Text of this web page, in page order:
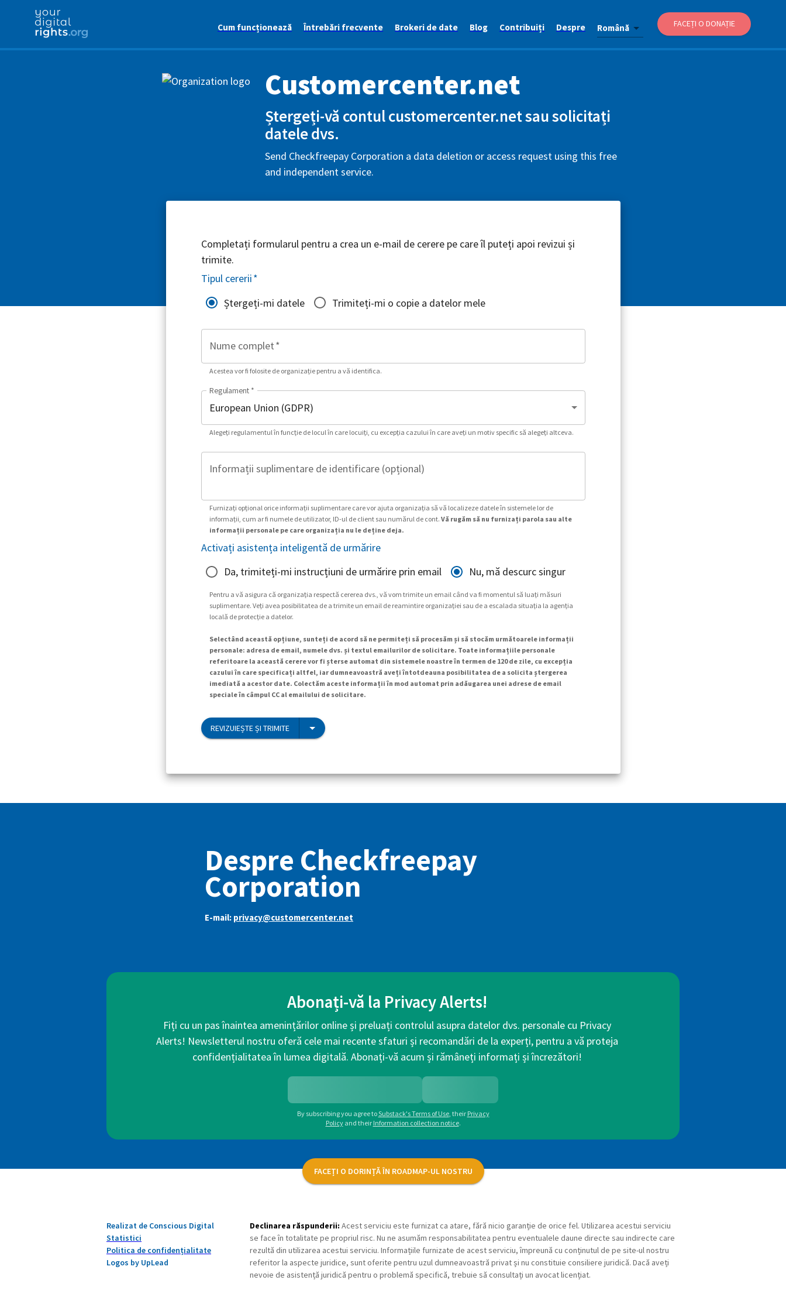
Cum funcționează Întrebări frecvente Brokeri de date Blog Contribuiți Despre Română FACEȚI O DONAȚIE
Customercenter.net
Ștergeți-vă contul customercenter.net sau solicitați
datele dvs.
Send Checkfreepay Corporation a data deletion or access request using this free
and independent service.
Completați formularul pentru a crea un e-mail de cerere pe care îl puteți apoi revizui și
trimite.
Tipul cererii*
Ștergeți-mi datele
Trimiteți-mi o copie a datelor mele
Nume complet*
Acestea vor fi folosite de organizație pentru a vă identifica.
Regulament *
Alegeți regulamentul în funcție de locul în care locuiți, cu excepția cazului în care aveți un motiv specific să alegeți altceva.
Informații suplimentare de identificare (opțional)
Furnizați opțional orice informații suplimentare care vor ajuta organizația să vă localizeze datele în sistemele lor de
informații, cum ar fi numele de utilizator, ID-ul de client sau numărul de cont. Vă rugăm să nu furnizați parola sau alte
informații personale pe care organizația nu le deține deja.
Activați asistența inteligentă de urmărire
Da, trimiteți-mi instrucțiuni de urmărire prin email
Nu, mă descurc singur
Pentru a vă asigura că organizația respectă cererea dvs., vă vom trimite un email când va fi momentul să luați măsuri
suplimentare. Veți avea posibilitatea de a trimite un email de reamintire organizației sau de a escalada situația la agenția
locală de protecție a datelor.
Selectând această opțiune, sunteți de acord să ne permiteți să procesăm și să stocăm următoarele informații
personale: adresa de email, numele dvs. și textul emailurilor de solicitare. Toate informațiile personale
referitoare la această cerere vor fi șterse automat din sistemele noastre în termen de 120 de zile, cu excepția
cazului în care specificați altfel, iar dumneavoastră aveți întotdeauna posibilitatea de a solicita ștergerea
imediată a acestor date. Colectăm aceste informații în mod automat prin adăugarea unei adrese de email
speciale în câmpul CC al emailului de solicitare.
REVIZUIEȘTE ȘI TRIMITE
Despre Checkfreepay
Corporation
E-mail: privacy@customercenter.net
Abonați-vă la Privacy Alerts!
Fiți cu un pas înaintea amenințărilor online și preluați controlul asupra datelor dvs. personale cu Privacy
Alerts! Newsletterul nostru oferă cele mai recente sfaturi și recomandări de la experți, pentru a vă proteja
confidențialitatea în lumea digitală. Abonați-vă acum și rămâneți informați și încrezători!
By subscribing you agree toSubstack's Terms of Use, their Privacy
Policy and their Information collection notice.
FACEȚI O DORINȚĂ ÎN ROADMAP-UL NOSTRU
Realizat de Conscious Digital
Statistici
Politica de confidențialitate
Logos by UpLead
Declinarea răspunderii: Acest serviciu este furnizat ca atare, fără nicio garanție de orice fel. Utilizarea acestui serviciu
se face în totalitate pe propriul risc. Nu ne asumăm responsabilitatea pentru eventualele daune directe sau indirecte care
rezultă din utilizarea acestui serviciu. Informațiile furnizate de acest serviciu, împreună cu conținutul de pe site-ul nostru
referitor la aspecte juridice, sunt oferite pentru uzul dumneavoastră privat și nu constituie consiliere juridică. Dacă aveți
nevoie de asistență juridică pentru o problemă specifică, trebuie să consultați un avocat licențiat.